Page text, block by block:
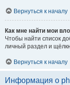
Вернуться к началу
Как мне найти мои
Чтобы найти список
личный раздел и
Вернуться к началу
Информация о